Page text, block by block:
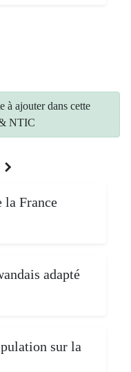
à ajouter dans cette
NTIC
la France
adapté
sur la